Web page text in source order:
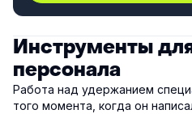
Инструменты
персонала
Работа над удержанием
того момента, когда он